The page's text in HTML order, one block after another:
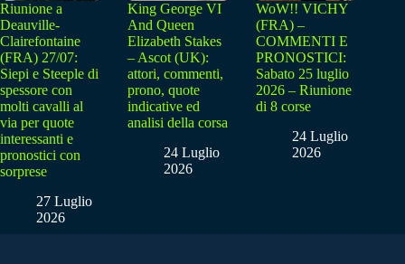
Riunione a
Deauville-
Clairefontaine
(FRA) 27/07:
Siepi e Steeple di
spessore con
molti cavalli al
via per quote
interessanti e
pronostici con
sorprese
27 Luglio
2026
King George VI
And Queen
Elizabeth Stakes
– Ascot (UK):
attori, commenti,
prono, quote
indicative ed
analisi della corsa
24 Luglio
2026
WoW!! VICHY
(FRA) –
COMMENTI E
PRONOSTICI:
Sabato 25 luglio
2026 – Riunione
di 8 corse
24 Luglio
2026